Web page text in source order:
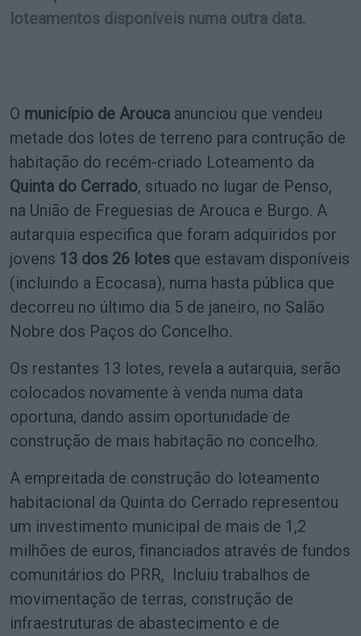
loteamentos disponíveis numa outra data.
O município de Arouca anunciou que vendeu
metade dos lotes de terreno para contrução de
habitação do recém-criado Loteamento da
Quinta do Cerrado, situado no lugar de Penso,
na União de Freguesias de Arouca e Burgo. A
autarquia especifica que foram adquiridos por
jovens 13 dos 26 lotes que estavam disponíveis
(incluindo a Ecocasa), numa hasta pública que
decorreu no último dia 5 de janeiro, no Salão
Nobre dos Paços do Concelho.
Os restantes 13 lotes, revela a autarquia, serão
colocados novamente à venda numa data
oportuna, dando assim oportunidade de
construção de mais habitação no concelho.
A empreitada de construção do loteamento
habitacional da Quinta do Cerrado representou
um investimento municipal de mais de 1,2
milhões de euros, financiados através de fundos
comunitários do PRR, Incluiu trabalhos de
movimentação de terras, construção de
infraestruturas de abastecimento e de